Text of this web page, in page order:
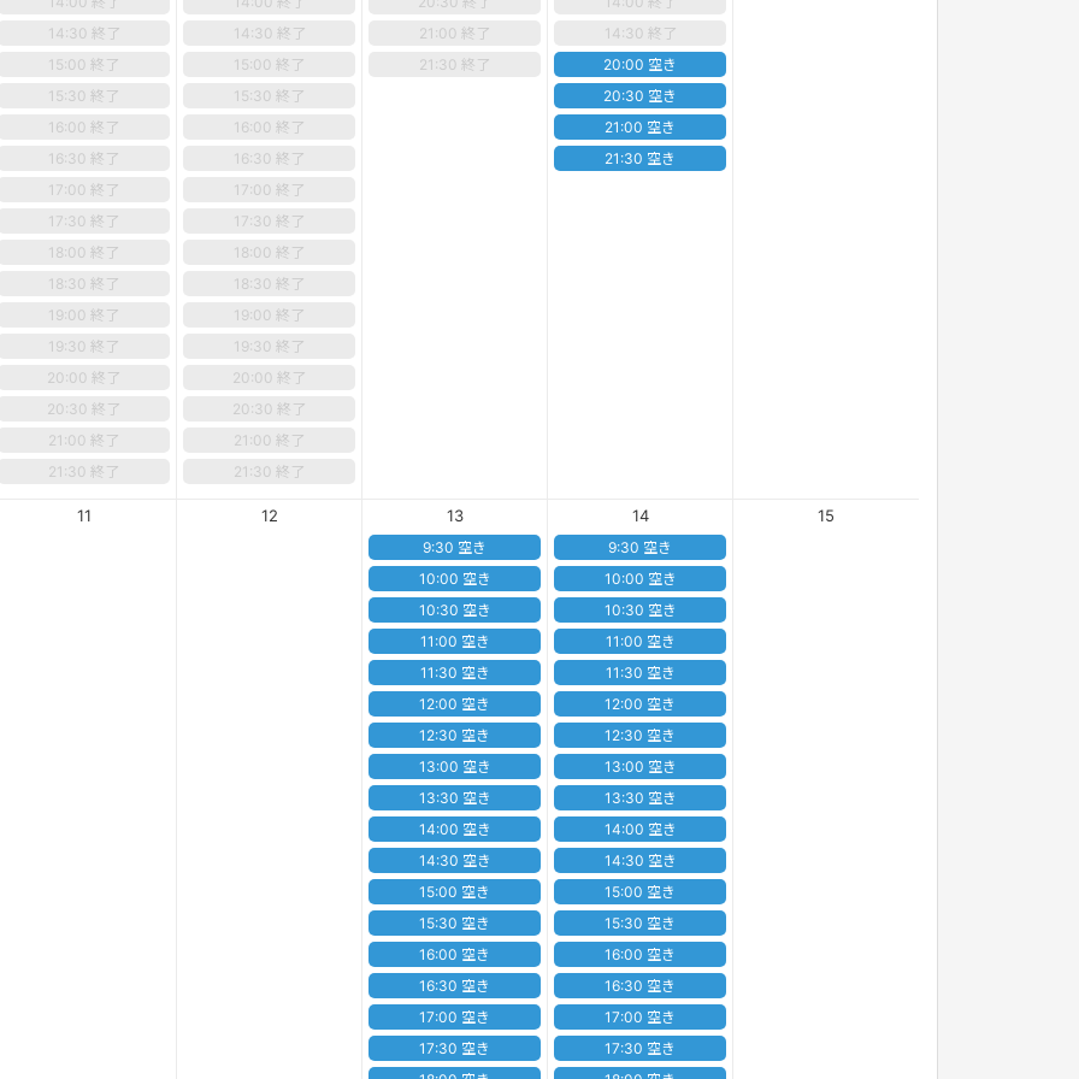
14:30 終了
15:00 終了
15:30 終了
16:00 終了
16:30 終了
17:00 終了
17:30 終了
18:00 終了
18:30 終了
19:00 終了
19:30 終了
20:00 終了
20:30 終了
21:00 終了
21:30 終了
14:30 終了
15:00 終了
15:30 終了
16:00 終了
16:30 終了
17:00 終了
17:30 終了
18:00 終了
18:30 終了
19:00 終了
19:30 終了
20:00 終了
20:30 終了
21:00 終了
21:30 終了
21:00 終了
21:30 終了
14:30 終了
20:00 空き
20:30 空き
21:00 空き
21:30 空き
11 12 13
9:30 空き
10:00 空き
10:30 空き
11:00 空き
11:30 空き
12:00 空き
12:30 空き
13:00 空き
13:30 空き
14:00 空き
14:30 空き
15:00 空き
15:30 空き
16:00 空き
16:30 空き
17:00 空き
17:30 空き
14
9:30 空き
10:00 空き
10:30 空き
11:00 空き
11:30 空き
12:00 空き
12:30 空き
13:00 空き
13:30 空き
14:00 空き
14:30 空き
15:00 空き
15:30 空き
16:00 空き
16:30 空き
17:00 空き
17:30 空き
15